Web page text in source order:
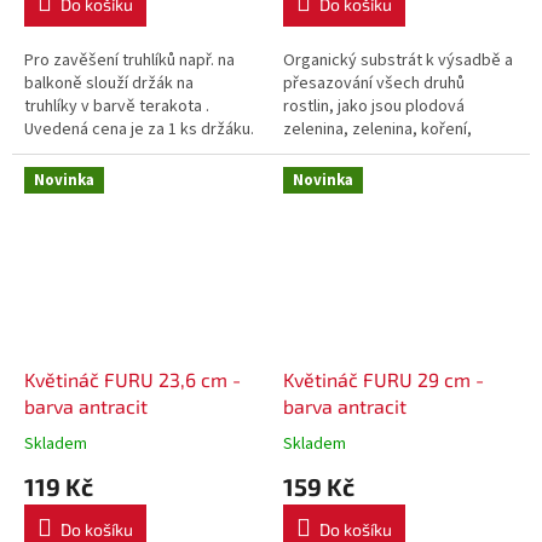
Do košíku
Pro zavěšení truhlíků např. na
balkoně slouží držák na
truhlíky v barvě terakota .
Uvedená cena je za 1 ks držáku.
Do košíku
Organický substrát k výsadbě a
přesazování všech druhů
rostlin, jako jsou plodová
zelenina, zelenina, koření,
bobuloviny a okrasné rostliny
nebo k míchání s horšími...
Novinka
Květináč FURU 23,6 cm -
barva antracit
Skladem
119 Kč
Do košíku
Novinka
Květináč FURU 29 cm -
barva antracit
Skladem
159 Kč
Do košíku